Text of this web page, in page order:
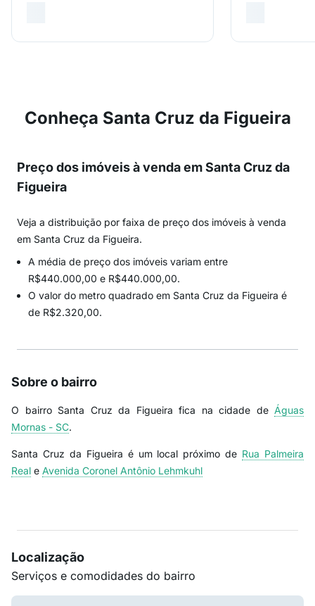
Conheça Santa Cruz da Figueira
Preço dos imóveis à venda em Santa Cruz da
Figueira
Veja a distribuição por faixa de preço dos imóveis à venda
em Santa Cruz da Figueira.
A média de preço dos imóveis variam entre
R$440.000,00 e R$440.000,00.
O valor do metro quadrado em Santa Cruz da Figueira é
de R$2.320,00.
Sobre o bairro
O bairro Santa Cruz da Figueira fica na cidade de Águas
Mornas - SC.
Santa Cruz da Figueira é um local próximo de Rua Palmeira
Real e Avenida Coronel Antônio Lehmkuhl
Localização
Serviços e comodidades do bairro